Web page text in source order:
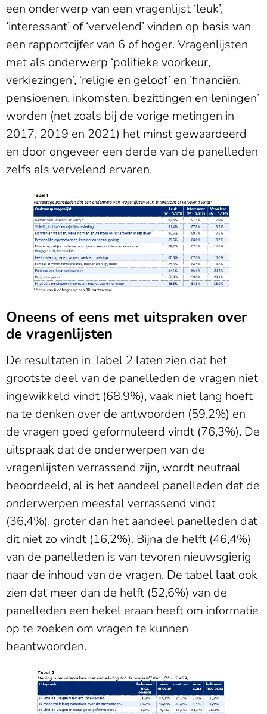
een onderwerp van een vragenlijst ‘leuk’,
‘interessant’ of ‘vervelend’ vinden op basis van
een rapportcijfer van 6 of hoger. Vragenlijsten
met als onderwerp ‘politieke voorkeur,
verkiezingen’, ‘religie en geloof’ en ‘financiën,
pensioenen, inkomsten, bezittingen en leningen’
worden (net zoals bij de vorige metingen in
2017, 2019 en 2021) het minst gewaardeerd
en door ongeveer een derde van de panelleden
zelfs als vervelend ervaren.
Oneens of eens met uitspraken over
de vragenlijsten
De resultaten in Tabel 2 laten zien dat het
grootste deel van de panelleden de vragen niet
ingewikkeld vindt (68,9%), vaak niet lang hoeft
na te denken over de antwoorden (59,2%) en
de vragen goed geformuleerd vindt (76,3%). De
uitspraak dat de onderwerpen van de
vragenlijsten verrassend zijn, wordt neutraal
beoordeeld, al is het aandeel panelleden dat de
onderwerpen meestal verrassend vindt
(36,4%), groter dan het aandeel panelleden dat
dit niet zo vindt (16,2%). Bijna de helft (46,4%)
van de panelleden is van tevoren nieuwsgierig
naar de inhoud van de vragen. De tabel laat ook
zien dat meer dan de helft (52,6%) van de
panelleden een hekel eraan heeft om informatie
op te zoeken om vragen te kunnen
beantwoorden.